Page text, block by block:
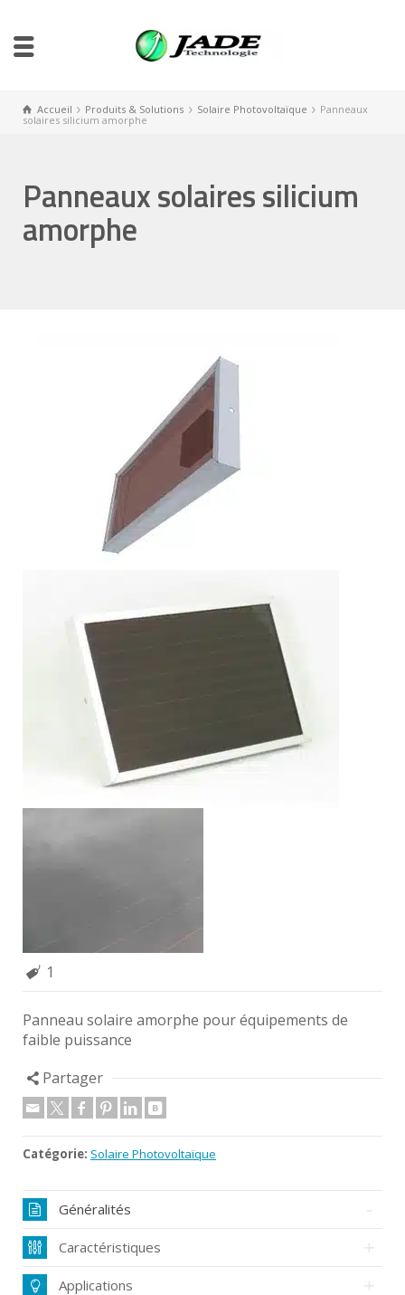
Accueil Produits & Solutions Solaire Photovoltaïque
Panneaux
solaires silicium amorphe
Panneaux solaires silicium
amorphe
1
Panneau solaire amorphe pour équipements de
faible puissance
Partager
Catégorie: Solaire Photovoltaïque
Généralités
Caractéristiques
Applications